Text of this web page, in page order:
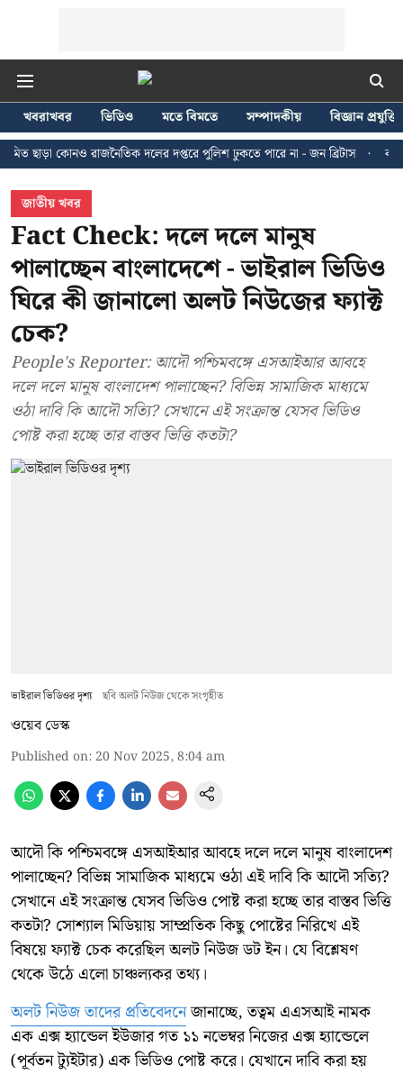
খবরাখবর ভিডিও মতে বিমতে সম্পাদকীয়
বিজ্ঞান প্রযুক্তি
রাজনৈতিক দলের দপ্তরে পুলিশ ঢুকতে পারে না - জন ব্রিটাস
কলকাতায় ২৪
জাতীয় খবর
Fact Check: দলে দলে মানুষ
পালাচ্ছেন বাংলাদেশে - ভাইরাল ভিডিও
ঘিরে কী জানালো অলট নিউজের ফ্যাক্ট
চেক?
People's Reporter: আদৌ পশ্চিমবঙ্গে এসআইআর আবহে
দলে দলে মানুষ বাংলাদেশ পালাচ্ছেন? বিভিন্ন সামাজিক মাধ্যমে
ওঠা দাবি কি আদৌ সত্যি? সেখানে এই সংক্রান্ত যেসব ভিডিও
পোষ্ট করা হচ্ছে তার বাস্তব ভিত্তি কতটা?
ভাইরাল ভিডিওর দৃশ্য ছবি অলট নিউজ থেকে সংগৃহীত
ওয়েব ডেস্ক
Published on: 20 Nov 2025, 8:04 am
আদৌ কি পশ্চিমবঙ্গে এসআইআর আবহে দলে দলে মানুষ বাংলাদেশ
পালাচ্ছেন? বিভিন্ন সামাজিক মাধ্যমে ওঠা এই দাবি কি আদৌ সত্যি?
সেখানে এই সংক্রান্ত যেসব ভিডিও পোষ্ট করা হচ্ছে তার বাস্তব ভিত্তি
কতটা? সোশ্যাল মিডিয়ায় সাম্প্রতিক কিছু পোষ্টের নিরিখে এই
বিষয়ে ফ্যাক্ট চেক করেছিল অলট নিউজ ডট ইন। যে বিশ্লেষণ
থেকে উঠে এলো চাঞ্চল্যকর তথ্য।
অলট নিউজ তাদের প্রতিবেদনেজানাচ্ছে, তত্বম এএসআই নামক
এক এক্স হ্যান্ডেল ইউজার গত ১১ নভেম্বর নিজের এক্স হ্যান্ডেলে
(পূর্বতন ট্যুইটার) এক ভিডিও পোষ্ট করে। যেখানে দাবি করা হয়